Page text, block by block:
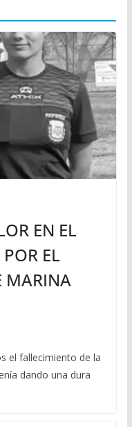
EN EL
EL
MARINA
el fallecimiento de la
dando una dura